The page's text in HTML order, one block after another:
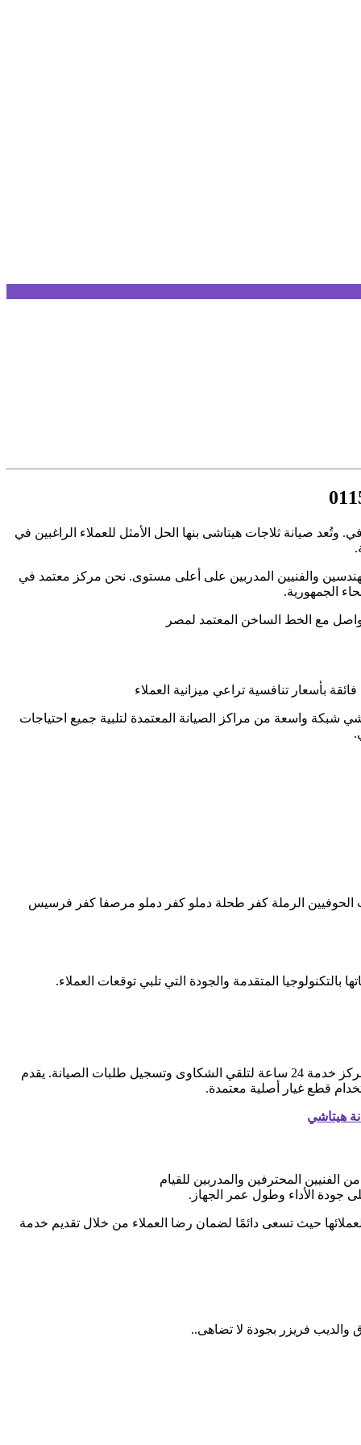
صيانة ثلاجات هيتاشى بنها الحل الأمثل للعملاء الراغبين في
والفنيين المدربين على أعلى مستوى. نحن مركز معتمد في
الجمهورية.
مع الخط الساخن المعتمد لمصر
بأسعار تنافسية تراعي ميزانية العملاء
واسعة من مراكز الصيانة المعتمدة لتلبية جميع احتياجات
الرملة كفر طحلة دملو كفر دملو مرصفا كفر فرسيس
بالتكنولوجيا المتقدمة والجودة التي تلبي توقعات العملاء.
في بنها يمكنكم استخدام الخط الساخن المخصص للحصول على استجابة فورية لجميع استفساراتكم. كما يتيح المركز خدمة 24 ساعة لتلقي الشكاوى وتسجيل طلبات الصيانة. يقدم
قطع غيار أصلية معتمدة.
هيتاشي
المحترفين والمدربين للقيام
جودة الأداء وطول عمر الجهاز.
حيث تسعى دائمًا لضمان رضا العملاء من خلال تقديم خدمة
والديب فريزر بجودة لا تضاهى..